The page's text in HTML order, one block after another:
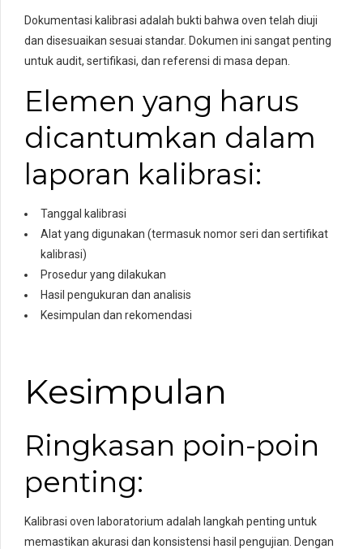
Dokumentasi kalibrasi adalah bukti bahwa oven telah diuji
dan disesuaikan sesuai standar. Dokumen ini sangat penting
untuk audit, sertifikasi, dan referensi di masa depan.
Elemen yang harus
dicantumkan dalam
laporan kalibrasi:
Tanggal kalibrasi
Alat yang digunakan (termasuk nomor seri dan sertifikat
kalibrasi)
Prosedur yang dilakukan
Hasil pengukuran dan analisis
Kesimpulan dan rekomendasi
Kesimpulan
Ringkasan poin-poin
penting:
Kalibrasi oven laboratorium adalah langkah penting untuk
memastikan akurasi dan konsistensi hasil pengujian. Dengan